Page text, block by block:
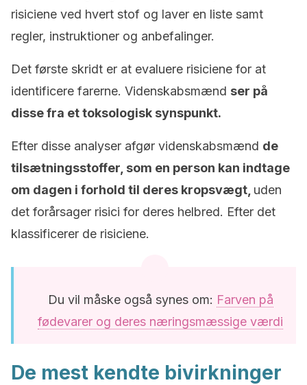
risiciene ved hvert stof og laver en liste samt
regler, instruktioner og anbefalinger.
Det første skridt er at evaluere risiciene for at
identificere farerne. Videnskabsmænd ser på
disse fra et toksologisk synspunkt.
Efter disse analyser afgør videnskabsmænd de
tilsætningsstoffer, som en person kan indtage
om dagen i forhold til deres kropsvægt, uden
det forårsager risici for deres helbred. Efter det
klassificerer de risiciene.
Du vil måske også synes om: Farven på
fødevarer og deres næringsmæssige værdi
De mest kendte bivirkninger